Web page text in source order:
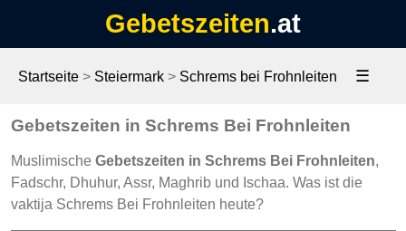
Gebetszeiten.at
Startseite > Steiermark > Schrems bei Frohnleiten ☰
Gebetszeiten in Schrems Bei Frohnleiten
Muslimische Gebetszeiten in Schrems Bei Frohnleiten,
Fadschr, Dhuhur, Assr, Maghrib und Ischaa. Was ist die
vaktija Schrems Bei Frohnleiten heute?